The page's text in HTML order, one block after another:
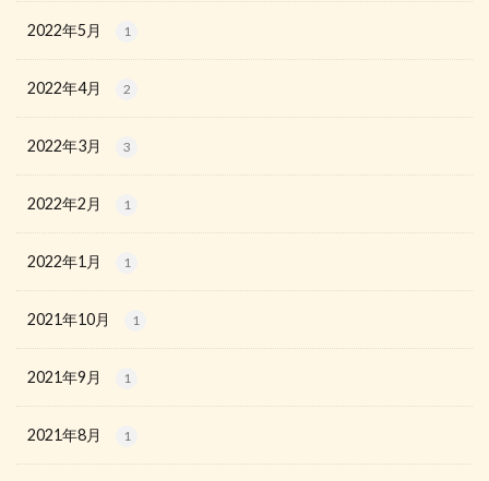
2022年5月 1
2022年4月 2
2022年3月 3
2022年2月 1
2022年1月 1
2021年10月 1
2021年9月 1
2021年8月 1